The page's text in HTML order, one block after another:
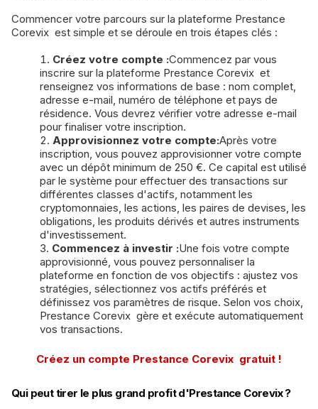
Commencer votre parcours sur la plateforme Prestance
Corevix est simple et se déroule en trois étapes clés :
Créez votre compte :Commencez par vous
inscrire sur la plateforme Prestance Corevix et
renseignez vos informations de base : nom complet,
adresse e-mail, numéro de téléphone et pays de
résidence. Vous devrez vérifier votre adresse e-mail
pour finaliser votre inscription.
Approvisionnez votre compte:Après votre
inscription, vous pouvez approvisionner votre compte
avec un dépôt minimum de 250 €. Ce capital est utilisé
par le système pour effectuer des transactions sur
différentes classes d'actifs, notamment les
cryptomonnaies, les actions, les paires de devises, les
obligations, les produits dérivés et autres instruments
d'investissement.
Commencez à investir :Une fois votre compte
approvisionné, vous pouvez personnaliser la
plateforme en fonction de vos objectifs : ajustez vos
stratégies, sélectionnez vos actifs préférés et
définissez vos paramètres de risque. Selon vos choix,
Prestance Corevix gère et exécute automatiquement
vos transactions.
Créez un compte Prestance Corevix gratuit !
Qui peut tirer le plus grand profit d'Prestance Corevix ?